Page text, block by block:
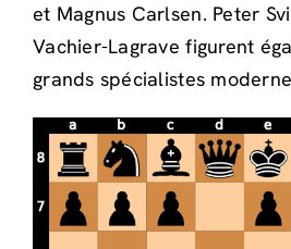
et Magnus Carlsen. Peter
Vachier-Lagrave figurent
grands spécialistes